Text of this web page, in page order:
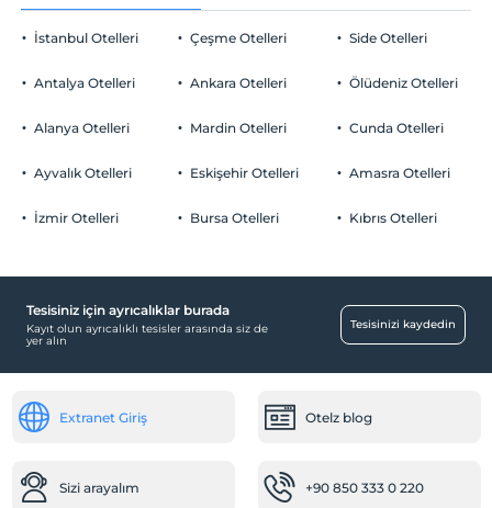
İstanbul Otelleri
Antalya Otelleri
Alanya Otelleri
Ayvalık Otelleri
İzmir Otelleri
Çeşme Otelleri
Ankara Otelleri
Mardin Otelleri
Eskişehir Otelleri
Bursa Otelleri
Side Otelleri
Ölüdeniz Otelleri
Cunda Otelleri
Amasra Otelleri
Kıbrıs Otelleri
Tesisiniz için ayrıcalıklar burada
Kayıt olun ayrıcalıklı tesisler arasında siz de
yer alın
Tesisinizi kaydedin
Extranet Giriş Otelz blog
Sizi arayalım +90 850 333 0 220